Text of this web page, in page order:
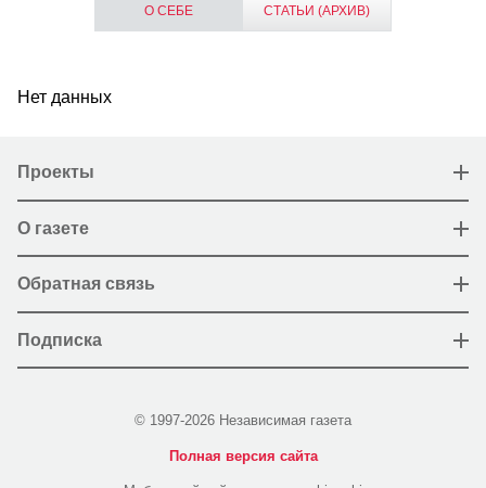
О СЕБЕ СТАТЬИ (АРХИВ)
Нет данных
Проекты
О газете
Обратная связь
Подписка
© 1997-2026 Независимая газета
Полная версия сайта